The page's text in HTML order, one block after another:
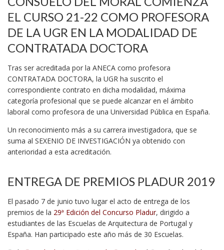
EL CURSO 21-22 COMO PROFESORA
DE LA UGR EN LA MODALIDAD DE
CONTRATADA DOCTORA
Tras ser acreditada por la ANECA como profesora
CONTRATADA DOCTORA, la UGR ha suscrito el
correspondiente contrato en dicha modalidad, máxima
categoría profesional que se puede alcanzar en el ámbito
laboral como profesora de una Universidad Pública en España.
Un reconocimiento más a su carrera investigadora, que se
suma al SEXENIO DE INVESTIGACIÓN ya obtenido con
anterioridad a esta acreditación.
ENTREGA DE PREMIOS PLADUR 2019
El pasado 7 de junio tuvo lugar el acto de entrega de los
premios de la 29ª Edición del Concurso Pladur, dirigido a
estudiantes de las Escuelas de Arquitectura de Portugal y
España. Han participado este año más de 30 Escuelas.